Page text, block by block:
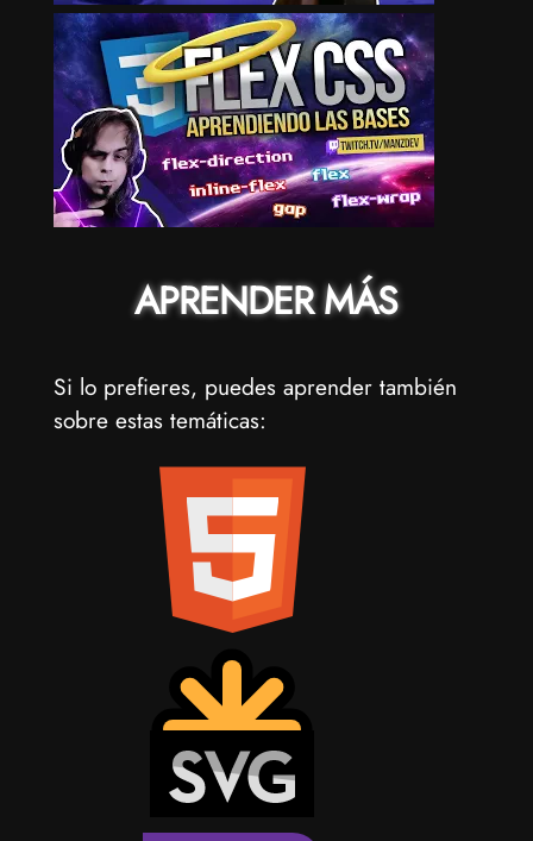
APRENDER MÁS
Si lo prefieres, puedes aprender también
sobre estas temáticas: